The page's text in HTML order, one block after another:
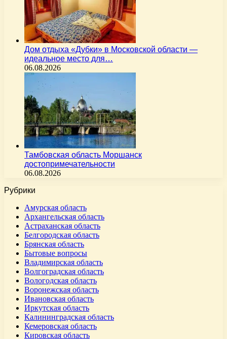
Дом отдыха «Дубки» в Московской области —
идеальное место для…
06.08.2026
Тамбовская область Моршанск
достопримечательности
06.08.2026
Рубрики
Амурская область
Архангельская область
Астраханская область
Белгородская область
Брянская область
Бытовые вопросы
Владимирская область
Волгоградская область
Вологодская область
Воронежская область
Ивановская область
Иркутская область
Калининградская область
Кемеровская область
Кировская область